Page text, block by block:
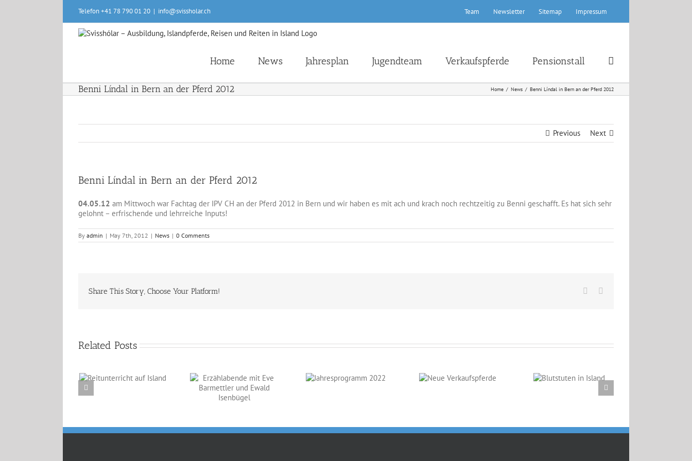
Telefon +41 78 790 01 20 | info@svissholar.ch Team Newsletter Sitemap Impressum
Home News Jahresplan Jugendteam Verkaufspferde Pensionstall
Benni Líndal in Bern an der Pferd 2012 Home News Benni Líndal in Bern an der Pferd 2012
Previous Next
Benni Líndal in Bern an der Pferd 2012
04.05.12 am Mittwoch war Fachtag der IPV CH an der Pferd 2012 in Bern und wir haben es mit ach und krach noch rechtzeitig zu Benni geschafft. Es hat sich sehr
gelohnt – erfrischende und lehrreiche Inputs!
By admin | May 7th, 2012 | News | 0 Comments
Share This Story, Choose Your Platform! Facebook
Related Posts
Jahresprogramm
2022
Neue
Blutstuten in